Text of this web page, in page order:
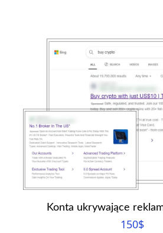
Konta ukrywające
150$